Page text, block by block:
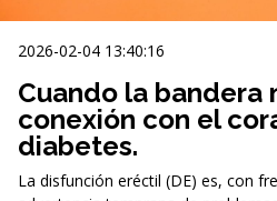
2026-02-04 13:40:16
Cuando la bandera
conexión con el
diabetes.
La disfunción eréctil (DE) es, con